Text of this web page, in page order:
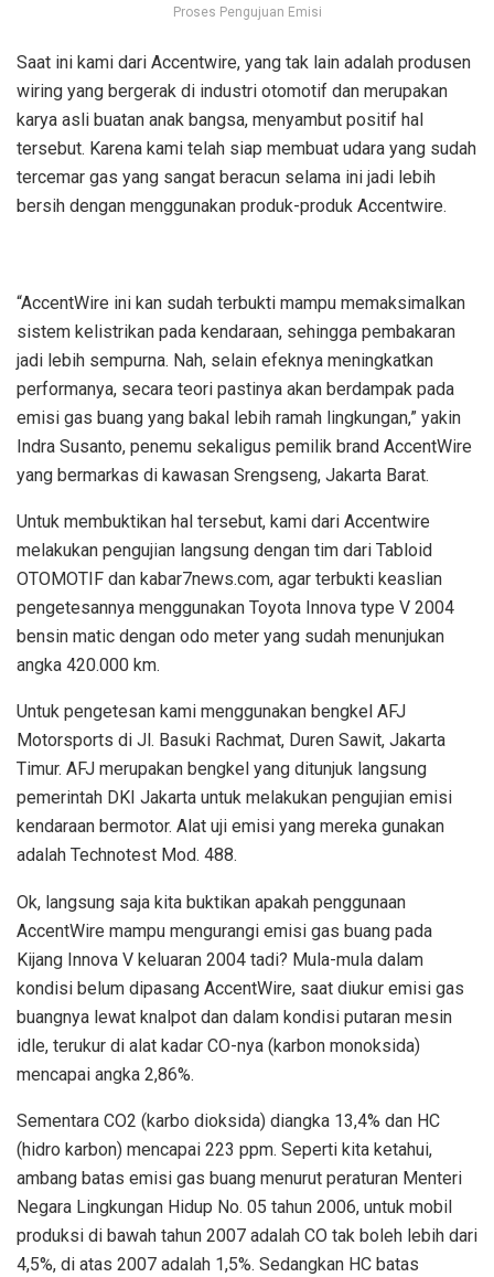
Proses Pengujuan Emisi
Saat ini kami dari Accentwire, yang tak lain adalah produsen
wiring yang bergerak di industri otomotif dan merupakan
karya asli buatan anak bangsa, menyambut positif hal
tersebut. Karena kami telah siap membuat udara yang sudah
tercemar gas yang sangat beracun selama ini jadi lebih
bersih dengan menggunakan produk-produk Accentwire.
“AccentWire ini kan sudah terbukti mampu memaksimalkan
sistem kelistrikan pada kendaraan, sehingga pembakaran
jadi lebih sempurna. Nah, selain efeknya meningkatkan
performanya, secara teori pastinya akan berdampak pada
emisi gas buang yang bakal lebih ramah lingkungan,” yakin
Indra Susanto, penemu sekaligus pemilik brand AccentWire
yang bermarkas di kawasan Srengseng, Jakarta Barat.
Untuk membuktikan hal tersebut, kami dari Accentwire
melakukan pengujian langsung dengan tim dari Tabloid
OTOMOTIF dan kabar7news.com, agar terbukti keaslian
pengetesannya menggunakan Toyota Innova type V 2004
bensin matic dengan odo meter yang sudah menunjukan
angka 420.000 km.
Untuk pengetesan kami menggunakan bengkel AFJ
Motorsports di Jl. Basuki Rachmat, Duren Sawit, Jakarta
Timur. AFJ merupakan bengkel yang ditunjuk langsung
pemerintah DKI Jakarta untuk melakukan pengujian emisi
kendaraan bermotor. Alat uji emisi yang mereka gunakan
adalah Technotest Mod. 488.
Ok, langsung saja kita buktikan apakah penggunaan
AccentWire mampu mengurangi emisi gas buang pada
Kijang Innova V keluaran 2004 tadi? Mula-mula dalam
kondisi belum dipasang AccentWire, saat diukur emisi gas
buangnya lewat knalpot dan dalam kondisi putaran mesin
idle, terukur di alat kadar CO-nya (karbon monoksida)
mencapai angka 2,86%.
Sementara CO2 (karbo dioksida) diangka 13,4% dan HC
(hidro karbon) mencapai 223 ppm. Seperti kita ketahui,
ambang batas emisi gas buang menurut peraturan Menteri
Negara Lingkungan Hidup No. 05 tahun 2006, untuk mobil
produksi di bawah tahun 2007 adalah CO tak boleh lebih dari
4,5%, di atas 2007 adalah 1,5%. Sedangkan HC batas